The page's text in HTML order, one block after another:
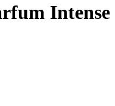
Intense